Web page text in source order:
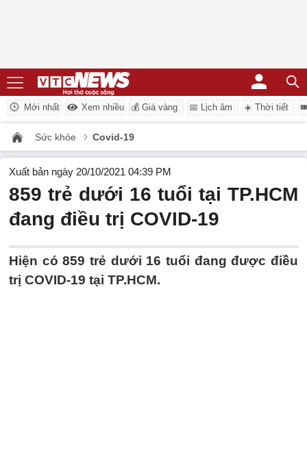
Mới nhất Xem nhiều 💰 Giá vàng 📅 Lịch âm ☀️ Thời tiết
Sức khỏe Covid-19
Xuất bản ngày 20/10/2021 04:39 PM
859 trẻ dưới 16 tuổi tại TP.HCM
đang điều trị COVID-19
Hiện có 859 trẻ dưới 16 tuổi đang được điều
trị COVID-19 tại TP.HCM.